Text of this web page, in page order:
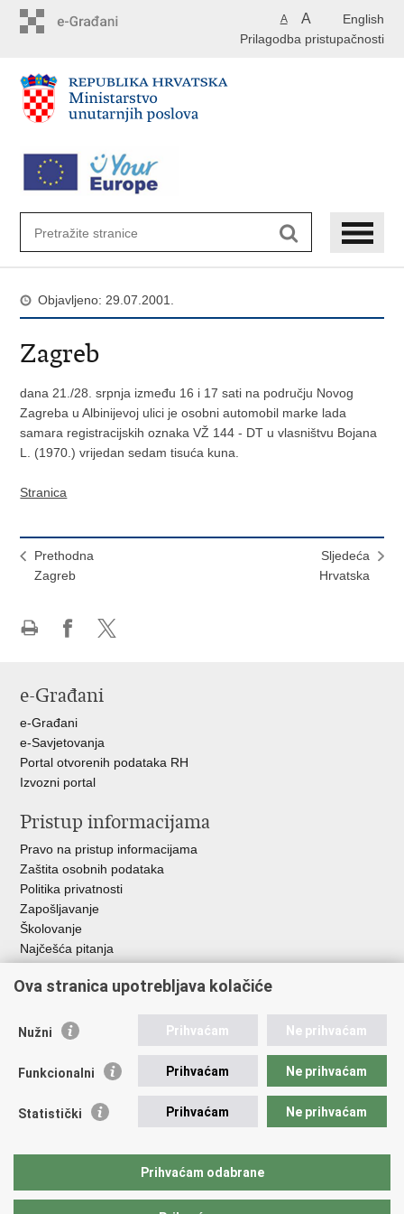
English
A A
Prilagodba pristupačnosti
Objavljeno: 29.07.2001.
Zagreb
dana 21./28. srpnja između 16 i 17 sati na području Novog
Zagreba u Albinijevoj ulici je osobni automobil marke lada
samara registracijskih oznaka VŽ 144 - DT u vlasništvu Bojana
L. (1970.) vrijedan sedam tisuća kuna.
Stranica
Prethodna
Zagreb
Sljedeća
Hrvatska
Facebooku
X-
e-Građani
e-Građani
e-Savjetovanja
Portal otvorenih podataka RH
Izvozni portal
Pristup informacijama
Pravo na pristup informacijama
Zaštita osobnih podataka
Politika privatnosti
Zapošljavanje
Školovanje
Najčešća pitanja
Važne poveznice
EMN Nacionalna kontaktna točka za Republiku Hrvatsku
Policijska akademija
Zaklada policijske solidarnosti
Udruge
Ova stranica upotrebljava kolačiće
Nužni Prihvaćam Ne prihvaćam
Funkcionalni Prihvaćam Ne prihvaćam
Statistički Prihvaćam Ne prihvaćam
Prihvaćam odabrane